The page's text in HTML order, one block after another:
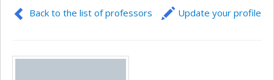
Back to the list of professors Update your profile